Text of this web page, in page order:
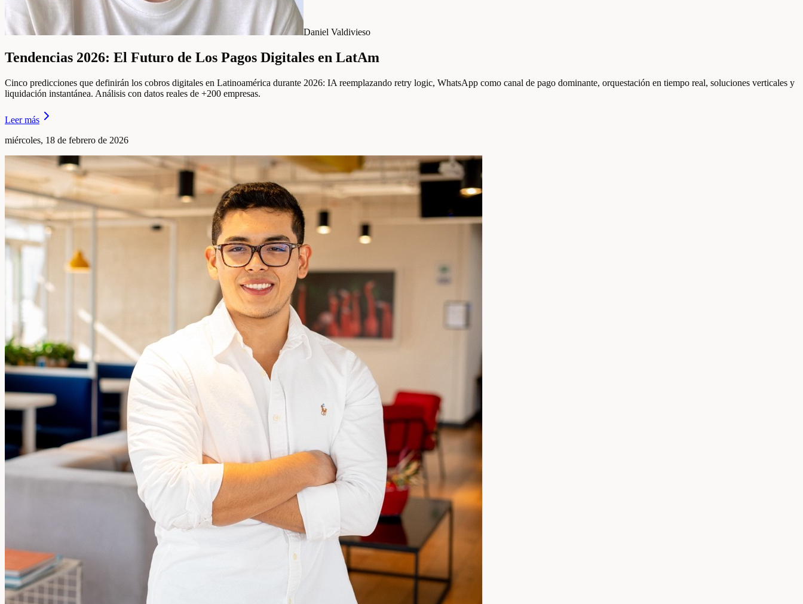
Daniel Valdivieso
Tendencias 2026: El Futuro de Los Pagos Digitales en LatAm
Cinco predicciones que definirán los cobros digitales en Latinoamérica durante 2026: IA reemplazando retry logic, WhatsApp como canal de pago dominante, orquestación en tiempo real, soluciones verticales y
liquidación instantánea. Análisis con datos reales de +200 empresas.
Leer más
miércoles, 18 de febrero de 2026